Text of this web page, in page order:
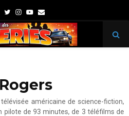
TwitterInstagram
Youtube
Email
américaine de science-fiction,
pilote de 93 minutes, de 3 téléfilms de